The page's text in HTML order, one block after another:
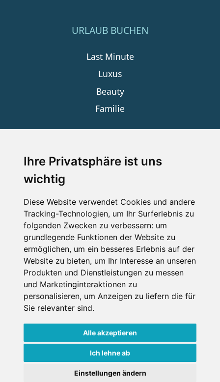
Ihre Privatsphäre ist uns
wichtig
Diese Website verwendet Cookies und andere
Tracking-Technologien, um Ihr Surferlebnis zu
folgenden Zwecken zu verbessern: um
grundlegende Funktionen der Website zu
ermöglichen, um ein besseres Erlebnis auf der
Website zu bieten, um Ihr Interesse an unseren
Produkten und Dienstleistungen zu messen
und Marketinginteraktionen zu
personalisieren, um Anzeigen zu liefern die für
Sie relevanter sind.
Alle akzeptieren
Ich lehne ab
Einstellungen ändern
URLAUB BUCHEN
Last Minute
Luxus
Beauty
Familie
SERVICE
Datenschutz
Nutzungsbedingungen
Kontakt
WEITERE PORTALE
Schneemenschen.de
Schneehoehen.de
Alpen-Guide.de